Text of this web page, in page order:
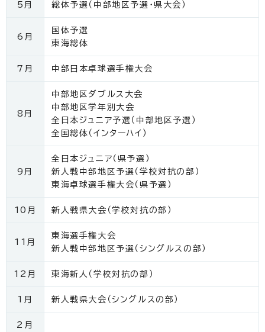
5月 総体予選（中部地区予選・県大会）
6月
国体予選
東海総体
7月 中部日本卓球選手権大会
8月
中部地区ダブルス大会
中部地区学年別大会
全日本ジュニア予選（中部地区予選）
全国総体（インターハイ）
9月
全日本ジュニア（県予選）
新人戦中部地区予選（学校対抗の部）
東海卓球選手権大会（県予選）
10月 新人戦県大会（学校対抗の部）
11月
東海選手権大会
新人戦中部地区予選（シングルスの部）
12月 東海新人（学校対抗の部）
1月 新人戦県大会（シングルスの部）
2月